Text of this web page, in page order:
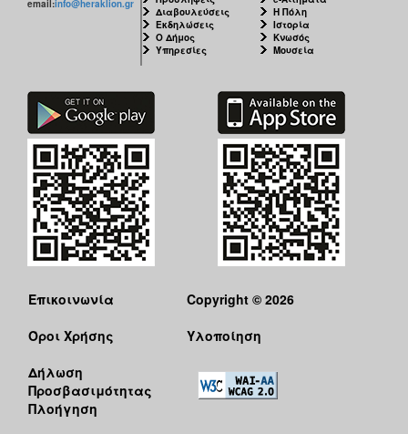
email:info@heraklion.gr
Διαβουλεύσεις
Εκδηλώσεις
Ο Δήμος
Υπηρεσίες
Η Πόλη
Ιστορία
Κνωσός
Μουσεία
Επικοινωνία
Όροι Χρήσης
Δήλωση
Προσβασιμότητας
Πλοήγηση
Copyright © 2026
Υλοποίηση